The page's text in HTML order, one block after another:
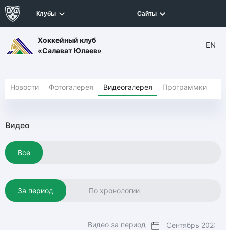
Клубы Сайты
Хоккейный клуб
«Салават Юлаев»
EN
Новости Фотогалерея Видеогалерея Программки
Видео
Все
За период По хронологии
Видео за период